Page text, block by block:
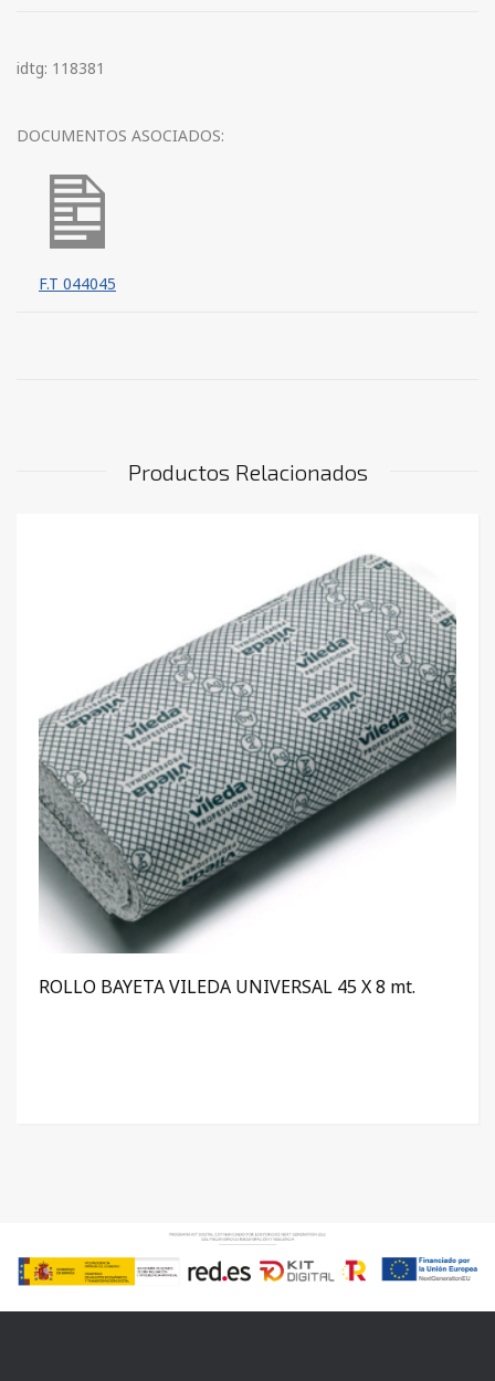
idtg: 118381
DOCUMENTOS ASOCIADOS:
F.T 044045
Productos Relacionados
ROLLO BAYETA VILEDA UNIVERSAL 45 X 8 mt.